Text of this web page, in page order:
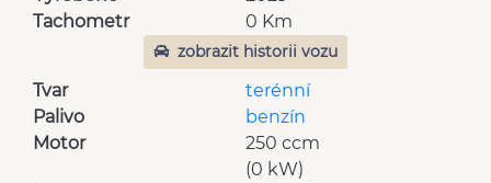
Tachometr
0 Km
zobrazit historii vozu
Tvar
terénní
Palivo
benzín
Motor
250 ccm
(0 kW)